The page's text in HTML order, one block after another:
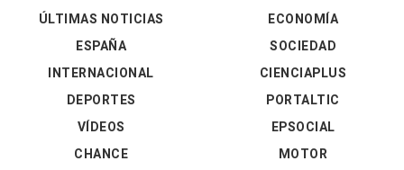
ÚLTIMAS NOTICIAS
ESPAÑA
INTERNACIONAL
DEPORTES
VÍDEOS
ECONOMÍA
SOCIEDAD
CIENCIAPLUS
PORTALTIC
EPSOCIAL
CHANCE
MOTOR